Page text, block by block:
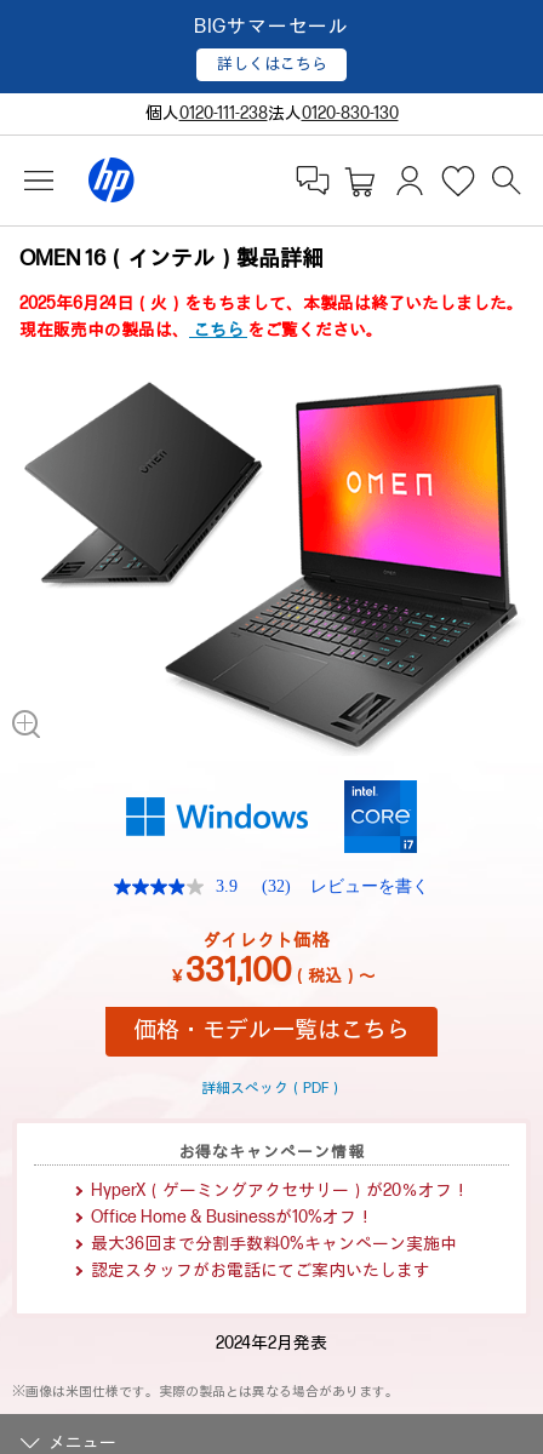
BIGサマーセール
詳しくはこちら
個人0120-111-238法人0120-830-130
OMEN 16（インテル）製品詳細
2025年6月24日（火）をもちまして、本製品は終了いたしました。
現在販売中の製品は、
こちら をご覧ください。
3.9
レ
ュ
ー
を
む.
同
ー
の
リ
ン
ク。
(32) レビューを書く
ダイレクト価格
￥331,100（税込）～
価格・モデル一覧はこちら
詳細スペック（PDF）
お得なキャンペーン情報
HyperX（ゲーミングアクセサリー）が20％オフ！
Office Home & Businessが10%オフ！
最大36回まで分割手数料0%キャンペーン実施中
認定スタッフがお電話にてご案内いたします
2024年2月発表
※画像は米国仕様です。実際の製品とは異なる場合があります。
メニュー